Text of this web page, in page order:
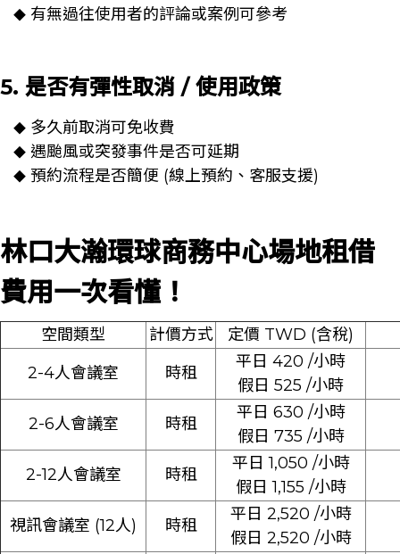
◆ 有無過往使用者的評論或案例可參考
5. 是否有彈性取消 / 使用政策
◆ 多久前取消可免收費
◆ 遇颱風或突發事件是否可延期
◆ 預約流程是否簡便 (線上預約、客服支援)
林口大瀚環球商務中心場地租借
費用一次看懂！
空間類型 計價方式
定價 TWD (含稅)
2-4人會議室
時租
平日 420 /小時
假日 525 /小時
2-6人會議室
時租
平日 630 /小時
假日 735 /小時
2-12人會議室
時租
平日 1,050 /小時
假日 1,155 /小時
視訊會議室 (12人)
時租
平日 2,520 /小時
假日 2,520 /小時